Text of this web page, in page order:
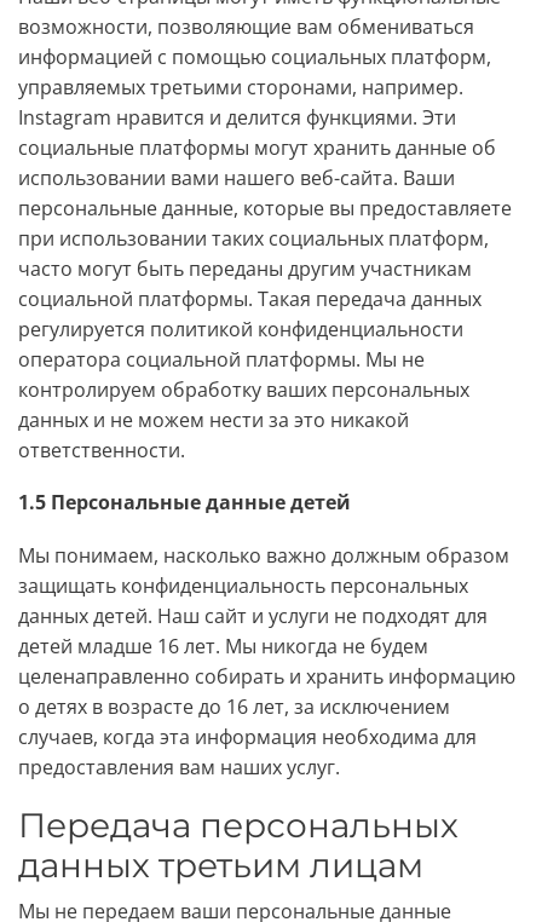
возможности, позволяющие вам обмениваться
информацией с помощью социальных платформ,
управляемых третьими сторонами, например.
Instagram нравится и делится функциями. Эти
социальные платформы могут хранить данные об
использовании вами нашего веб-сайта. Ваши
персональные данные, которые вы предоставляете
при использовании таких социальных платформ,
часто могут быть переданы другим участникам
социальной платформы. Такая передача данных
регулируется политикой конфиденциальности
оператора социальной платформы. Мы не
контролируем обработку ваших персональных
данных и не можем нести за это никакой
ответственности.
1.5 Персональные данные детей
Мы понимаем, насколько важно должным образом
защищать конфиденциальность персональных
данных детей. Наш сайт и услуги не подходят для
детей младше 16 лет. Мы никогда не будем
целенаправленно собирать и хранить информацию
о детях в возрасте до 16 лет, за исключением
случаев, когда эта информация необходима для
предоставления вам наших услуг.
Передача персональных
данных третьим лицам
Мы не передаем ваши персональные данные